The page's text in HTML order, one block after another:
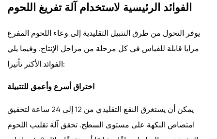
عنها
شراء
آلة
تجفيف
بالتفريغ
منتجات
اللحوم
الفوائد الرئيسية لاستخدام آلة تفريغ اللحوم
يوفر التحول من طرق التتبيل التقليدية إلى وعاء اللحوم المفرغ
مزايا قابلة للقياس في كل مرحلة من مراحل الإنتاج. وفيما يلي
الفوائد الأكثر تأثيرا:
اختراق أسرع وأعمق للتتبيلة
يمكن أن يستغرق النقع التقليدي من 12 إلى 24 ساعة لتحقيق
امتصاص النكهة على مستوى السطح. تحقق آلة تقليب اللحوم